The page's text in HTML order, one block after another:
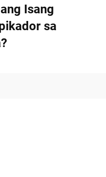
Isang
sa